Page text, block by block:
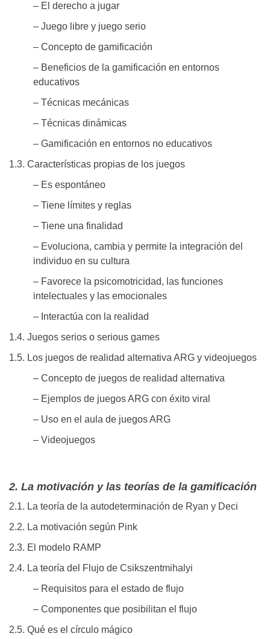
– El derecho a jugar
– Juego libre y juego serio
– Concepto de gamificación
– Beneficios de la gamificación en entornos
educativos
– Técnicas mecánicas
– Técnicas dinámicas
– Gamificación en entornos no educativos
1.3. Características propias de los juegos
– Es espontáneo
– Tiene límites y reglas
– Tiene una finalidad
– Evoluciona, cambia y permite la integración del
individuo en su cultura
– Favorece la psicomotricidad, las funciones
intelectuales y las emocionales
– Interactúa con la realidad
1.4. Juegos serios o serious games
1.5. Los juegos de realidad alternativa ARG y videojuegos
– Concepto de juegos de realidad alternativa
– Ejemplos de juegos ARG con éxito viral
– Uso en el aula de juegos ARG
– Videojuegos
2. La motivación y las teorías de la gamificación
2.1. La teoría de la autodeterminación de Ryan y Deci
2.2. La motivación según Pink
2.3. El modelo RAMP
2.4. La teoría del Flujo de Csikszentmihalyi
– Requisitos para el estado de flujo
– Componentes que posibilitan el flujo
2.5. Qué es el círculo mágico